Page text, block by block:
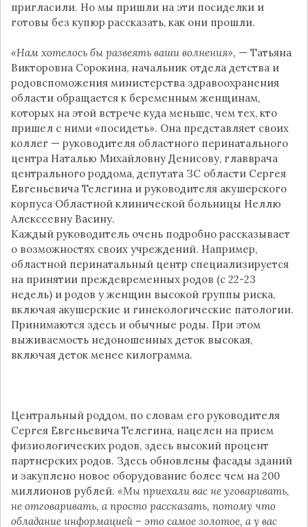
пригласили. Но мы пришли на эти посиделки и
готовы без купюр рассказать, как они прошли.
«Нам хотелось бы развеять ваши волнения», — Татьяна
Викторовна Сорокина, начальник отдела детства и
родовспоможения министерства здравоохранения
области обращается к беременным женщинам,
которых на этой встрече куда меньше, чем тех, кто
пришел с ними «посидеть». Она представляет своих
коллег — руководителя областного перинатального
центра Наталью Михайловну Денисову, главврача
центрального роддома, депутата ЗС области Сергея
Евгеньевича Телегина и руководителя акушерского
корпуса Областной клинической больницы Неллю
Алексеевну Васину.
Каждый руководитель очень подробно рассказывает
о возможностях своих учреждений. Например,
областной перинатальный центр специализируется
на принятии преждевременных родов (с 22-23
недель) и родов у женщин высокой группы риска,
включая акушерские и гинекологические патологии.
Принимаются здесь и обычные роды. При этом
выживаемость недоношенных деток высокая,
включая деток менее килограмма.
Центральный роддом, по словам его руководителя
Сергея Евгеньевича Телегина, нацелен на прием
физиологических родов, здесь высокий процент
партнерских родов. Здесь обновлены фасады зданий
и закуплено новое оборудование более чем на 200
миллионов рублей. «Мы приехали вас не уговаривать,
не отговаривать, а просто рассказать, потому что
обладание информацией – это самое золотое, а у вас